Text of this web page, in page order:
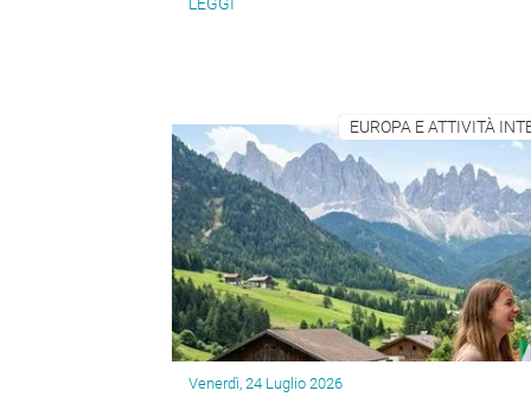
EUROPA E ATTIVITÀ
Venerdì, 24 Luglio 2026